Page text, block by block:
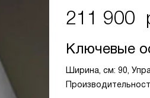
211 900
Ключевые
Ширина, см: 90,